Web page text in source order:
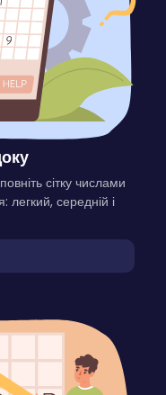
сітку числами
легкий, середній і